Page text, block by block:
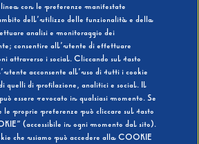
NO
con le preferenze manifestate
dell’utilizzo delle funzionalità e della
analisi e monitoraggio dei
consentire all’utente di effettuare
attraverso i social. Cliccando sul tasto
acconsente all’uso di tutti i cookie
quelli di profilazione, analitici e social. Il
essere revocato in qualsiasi momento. Se
le proprie preferenze può cliccare sul tasto
(accessibile in ogni momento dal sito).
che usiamo può accedere alla COOKIE